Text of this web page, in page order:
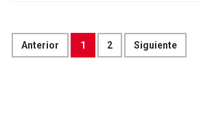
Anterior 1 2 Siguiente